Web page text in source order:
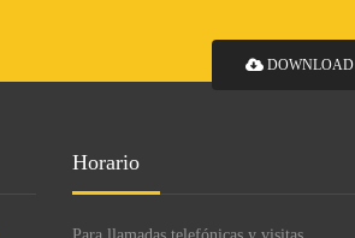
DOWNLOAD
Horario